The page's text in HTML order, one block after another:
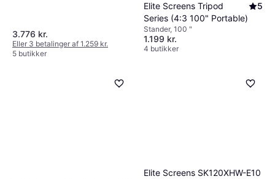
3.776 kr.
Eller 3 betalinger af 1.259 kr.
5 butikker
Elite Screens Tripod
Series (4:3 100" Portable)
5
Stander, 100 "
1.199 kr.
4 butikker
Elite Screens SK120XHW-E10